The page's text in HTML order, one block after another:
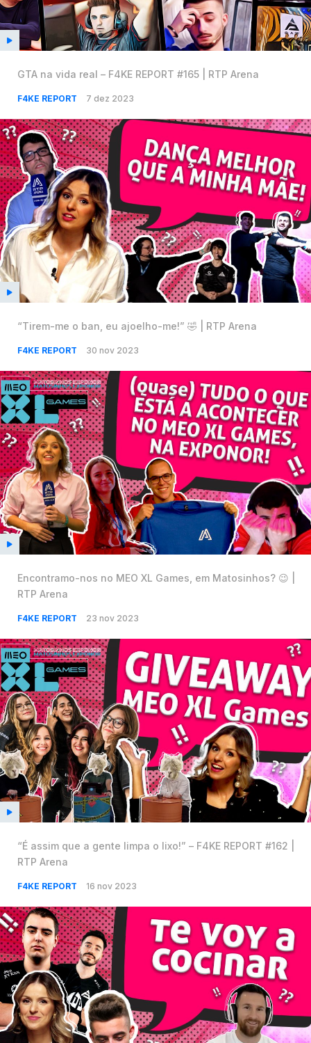
GTA na vida real – F4KE REPORT #165 | RTP Arena
F4KE REPORT 7 dez 2023
“Tirem-me o ban, eu ajoelho-me!” 🤣 | RTP Arena
F4KE REPORT 30 nov 2023
Encontramo-nos no MEO XL Games, em Matosinhos? 😉 |
RTP Arena
F4KE REPORT 23 nov 2023
“É assim que a gente limpa o lixo!” – F4KE REPORT #162 |
RTP Arena
F4KE REPORT 16 nov 2023